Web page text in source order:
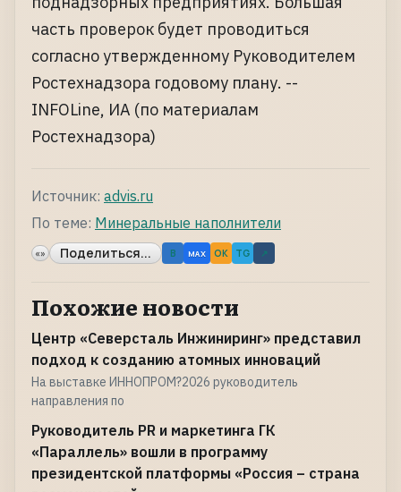
часть проверок будет проводиться
согласно утвержденному Руководителем
Ростехнадзора годовому плану. --
INFOLine, ИА (по материалам
Ростехнадзора)
Источник: advis.ru
По теме: Минеральные наполнители
«» Поделиться... B MAX OK TG ↗
Похожие новости
Центр «Северсталь Инжиниринг» представил
подход к созданию атомных инноваций
На выставке ИННОПРОМ?2026 руководитель
направления по
Руководитель PR и маркетинга ГК
«Параллель» вошли в программу
президентской платформы «Россия – страна